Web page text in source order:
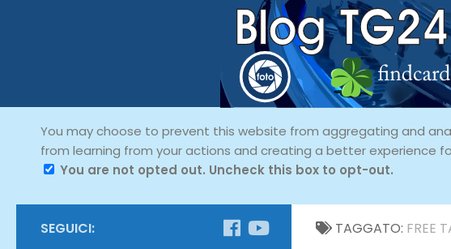
You may choose to prevent this website from aggregating and
from learning from your actions and creating a better experience
You are not opted out. Uncheck this box to opt-out.
TAGGATO: FREE
SEGUICI: